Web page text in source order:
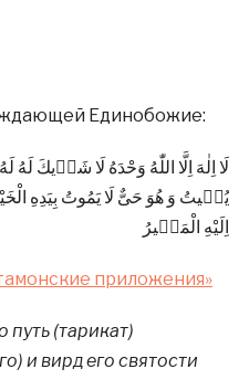
Единобожие:
لَا اِلٰهَ اِلَّا اللّٰهُ وَحْدَهُ لَا شَرٖيكَ
يُمٖيتُ وَ هُوَ حَىٌّ لَا يَمُوتُ بِيَدِهِ
اِلَيْهِ الْمَصٖيرُ
приложения»
путь (тарикат)
и вирд его святости